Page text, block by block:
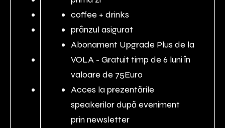
prânzul asigurat
Abonament Upgrade Plus de la
VOLA - Gratuit
timp de 6 luni în valoare de
Acces la prezentările
speakerilor după eveniment
prin newsletter
coffee + drinks
prânzul asigurat
Abonament Upgrade Plus de la
VOLA - Gratuit timp de 6 luni în
valoare de 75Euro
Acces la prezentările
speakerilor după eveniment
prin newsletter